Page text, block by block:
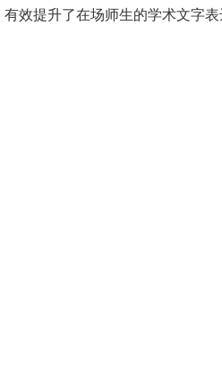
有效提升了在场师生的学术文字表